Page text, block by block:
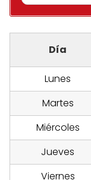
Día
Lunes
Martes
Miércoles
Jueves
Viernes